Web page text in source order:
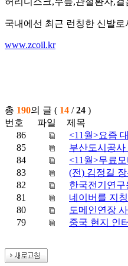
국내에선 최근 런칭한 신발
www.zcoil.kr
총 190의 글 ( 14 /24 )
번호
파일 제목
86
<11월>요즘
85
부산도시공
84
<11월>무료
83
(전) 김정길
82
한국전기연
81
네이버를 지
80
도메인연장
79
중국 현지 인